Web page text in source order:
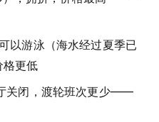
以游泳（海水经过夏季已
格更低
关闭，渡轮班次更少——